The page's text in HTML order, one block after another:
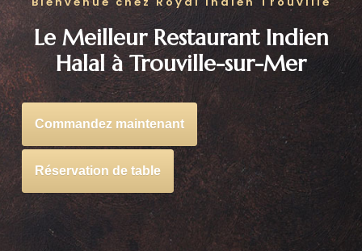
Le Meilleur Restaurant Indien
Halal à Trouville-sur-Mer
Commandez maintenant
Réservation de table